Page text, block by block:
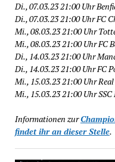
Di., 07.03.23 21:00 Uhr
Di., 07.03.23 21:00 Uhr FC
Mi., 08.03.23 21:00 Uhr
Mi., 08.03.23 21:00 Uhr FC
Di., 14.03.23 21:00 Uhr
Di., 14.03.23 21:00 Uhr FC
Mi., 15.03.23 21:00 Uhr
Mi., 15.03.23 21:00 Uhr
Informationen zur
findet ihr an dieser Stelle.